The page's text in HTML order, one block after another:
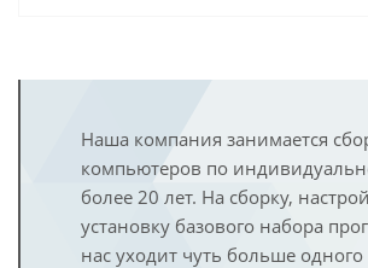
Наша компания занимается
компьютеров по
более 20 лет. На сборку,
установку базового набора
нас уходит чуть больше одного